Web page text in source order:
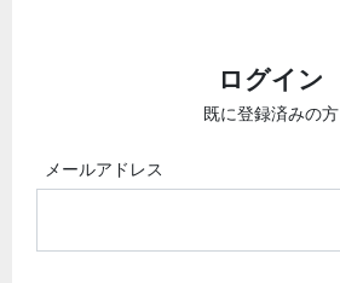
ログイン
既に登録済みの方
メールアドレス